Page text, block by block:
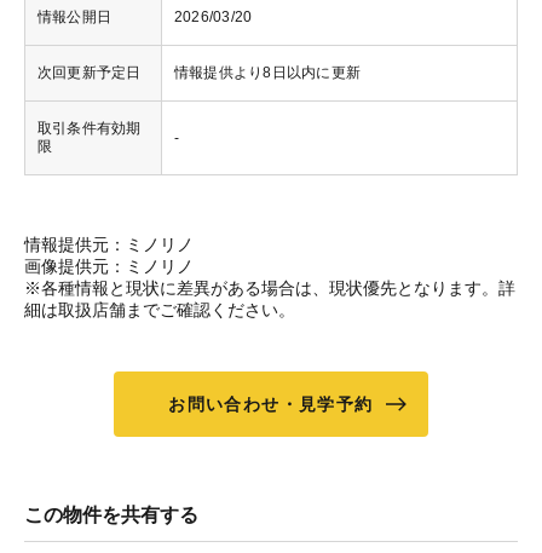
情報公開日 2026/03/20
次回更新予定日 情報提供より8日以内に更新
取引条件有効期
限
-
情報提供元：ミノリノ
画像提供元：ミノリノ
※各種情報と現状に差異がある場合は、現状優先となります。詳
細は取扱店舗までご確認ください。
お問い合わせ・見学予約
この物件を共有する